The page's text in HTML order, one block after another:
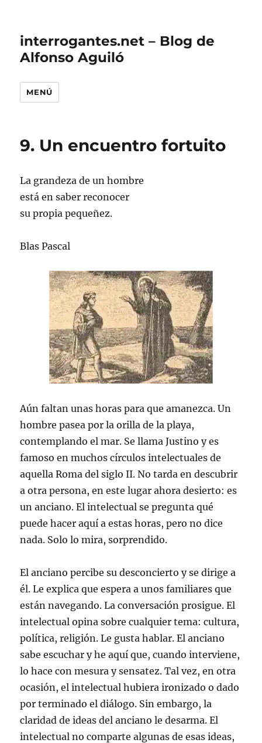
interrogantes.net – Blog de
Alfonso Aguiló
MENÚ
9. Un encuentro fortuito
La grandeza de un hombre
está en saber reconocer
su propia pequeñez.
Blas Pascal
Aún faltan unas horas para que amanezca. Un
hombre pasea por la orilla de la playa,
contemplando el mar. Se llama Justino y es
famoso en muchos círculos intelectuales de
aquella Roma del siglo II. No tarda en descubrir
a otra persona, en este lugar ahora desierto: es
un anciano. El intelectual se pregunta qué
puede hacer aquí a estas horas, pero no dice
nada. Solo lo mira, sorprendido.
El anciano percibe su desconcierto y se dirige a
él. Le explica que espera a unos familiares que
están navegando. La conversación prosigue. El
intelectual opina sobre cualquier tema: cultura,
política, religión. Le gusta hablar. El anciano
sabe escuchar y he aquí que, cuando interviene,
lo hace con mesura y sensatez. Tal vez, en otra
ocasión, el intelectual hubiera ironizado o dado
por terminado el diálogo. Sin embargo, la
claridad de ideas del anciano le desarma. El
intelectual no comparte algunas de esas ideas,